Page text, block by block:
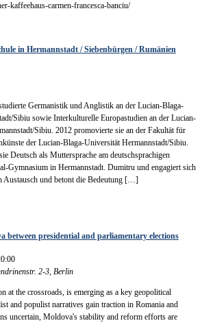
kaffeehaus-carmen-francesca-banciu/
in Hermannstadt / Siebenbürgen / Rumänien
Germanistik und Anglistik an der Lucian-Blaga-
Sibiu sowie Interkulturelle Europastudien an der Lucian-
Sibiu. 2012 promovierte sie an der Fakultät für
der Lucian-Blaga-Universität Hermannstadt/Sibiu.
Deutsch als Muttersprache am deutschsprachigen
Gymnasium in Hermannstadt. Dumitru und engagiert sich
Austausch und betont die Bedeutung […]
between presidential and parliamentary elections
2-3, Berlin
at the crossroads, is emerging as a key geopolitical
and populist narratives gain traction in Romania and
uncertain, Moldova's stability and reform efforts are